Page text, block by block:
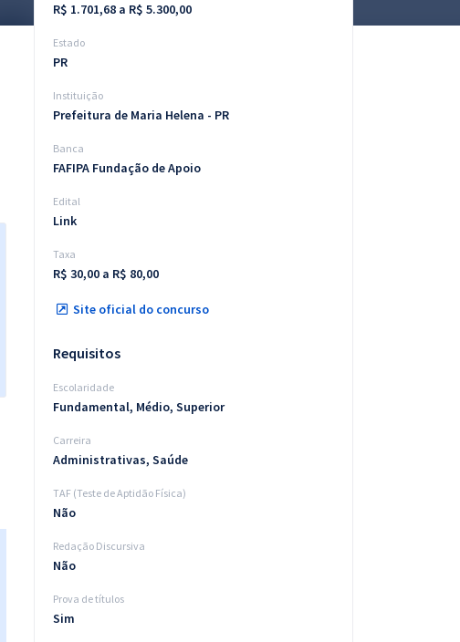
R$ 1.701,68 a R$ 5.300,00
Estado
PR
Instituição
Prefeitura de Maria Helena - PR
Banca
FAFIPA Fundação de Apoio
Edital
Link
Taxa
R$ 30,00 a R$ 80,00
Site oficial do concurso
Requisitos
Escolaridade
Fundamental, Médio, Superior
Carreira
Administrativas, Saúde
TAF (Teste de Aptidão Física)
Não
Redação Discursiva
Não
Prova de títulos
Sim